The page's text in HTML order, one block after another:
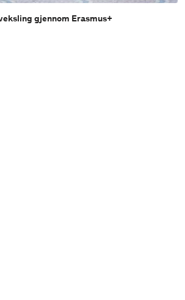
gjennom Erasmus+